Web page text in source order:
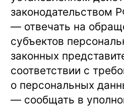
законодательством
— отвечать на
субъектов
законных
соответствии с
о персональных
— сообщать в